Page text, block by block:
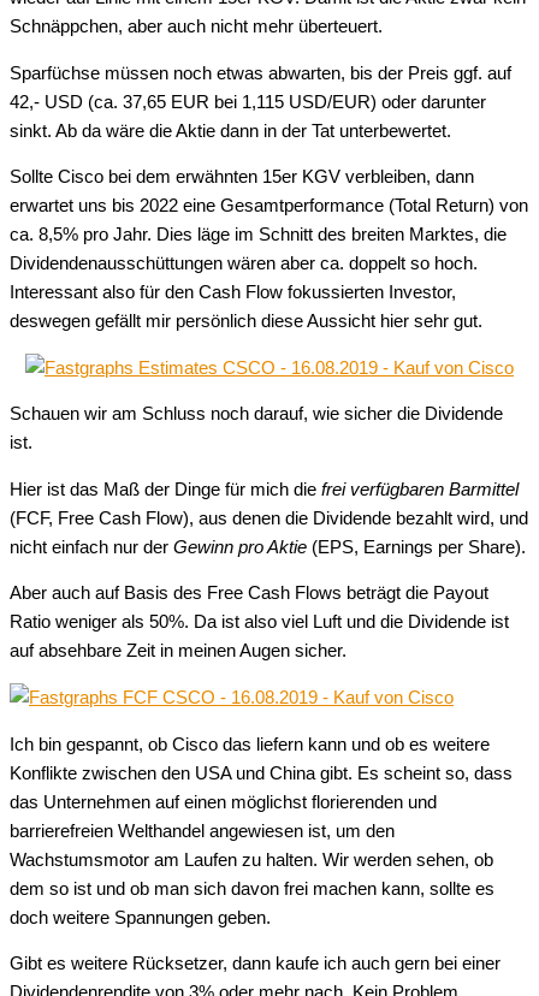
Schnäppchen, aber auch nicht mehr überteuert.
Sparfüchse müssen noch etwas abwarten, bis der Preis ggf. auf
42,- USD (ca. 37,65 EUR bei 1,115 USD/EUR) oder darunter
sinkt. Ab da wäre die Aktie dann in der Tat unterbewertet.
Sollte Cisco bei dem erwähnten 15er KGV verbleiben, dann
erwartet uns bis 2022 eine Gesamtperformance (Total Return) von
ca. 8,5% pro Jahr. Dies läge im Schnitt des breiten Marktes, die
Dividendenausschüttungen wären aber ca. doppelt so hoch.
Interessant also für den Cash Flow fokussierten Investor,
deswegen gefällt mir persönlich diese Aussicht hier sehr gut.
Schauen wir am Schluss noch darauf, wie sicher die Dividende
ist.
Hier ist das Maß der Dinge für mich die frei verfügbaren Barmittel
(FCF, Free Cash Flow), aus denen die Dividende bezahlt wird, und
nicht einfach nur der Gewinn pro Aktie (EPS, Earnings per Share).
Aber auch auf Basis des Free Cash Flows beträgt die Payout
Ratio weniger als 50%. Da ist also viel Luft und die Dividende ist
auf absehbare Zeit in meinen Augen sicher.
Ich bin gespannt, ob Cisco das liefern kann und ob es weitere
Konflikte zwischen den USA und China gibt. Es scheint so, dass
das Unternehmen auf einen möglichst florierenden und
barrierefreien Welthandel angewiesen ist, um den
Wachstumsmotor am Laufen zu halten. Wir werden sehen, ob
dem so ist und ob man sich davon frei machen kann, sollte es
doch weitere Spannungen geben.
Gibt es weitere Rücksetzer, dann kaufe ich auch gern bei einer